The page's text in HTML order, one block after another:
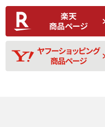
C
比較的きれいな中古
品
D
使用感や目立つ傷が
あり、一般的な中古
品